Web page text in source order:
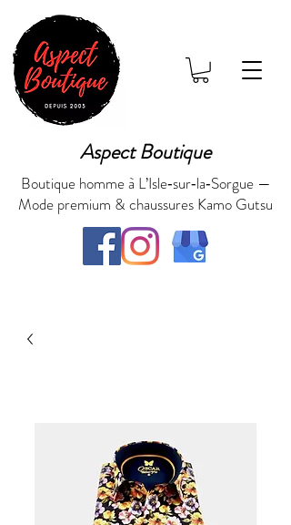
Aspect Boutique
Boutique homme à L’Isle‑sur‑la‑Sorgue —
Mode premium & chaussures Kamo Gutsu